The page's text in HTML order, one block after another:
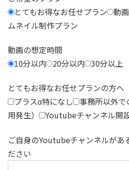
とてもお得なお任せプラン 動
ムネイル制作プラン
動画の想定時間
10分以内
20分以内 30分以上
とてもお得なお任せプランの方へ
プラスα特になし
事務所以外
用発生）
Youtubeチャンネル開
ご自身のYoutubeチャンネルがあ
ださい